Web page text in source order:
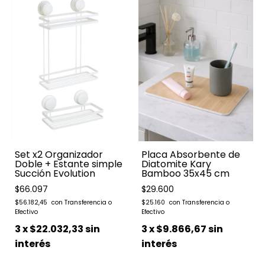
Set x2 Organizador
Doble + Estante simple
Succión Evolution
$66.097
$56.182,45
3x$22.032,33sin
interés
Placa Absorbente de
Diatomite Kary
Bamboo 35x45 cm
$29.600
$25.160
3x$9.866,67sin
interés